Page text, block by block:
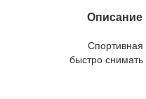
Описание
быстро